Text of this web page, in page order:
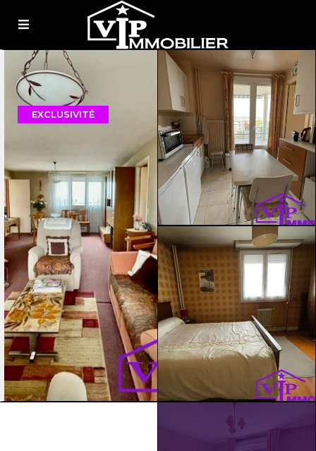
EXCLUSIVITÉ